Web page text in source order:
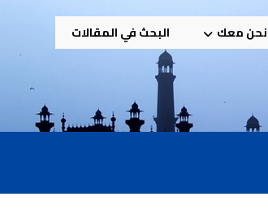
نحن معك البحث في المقالات